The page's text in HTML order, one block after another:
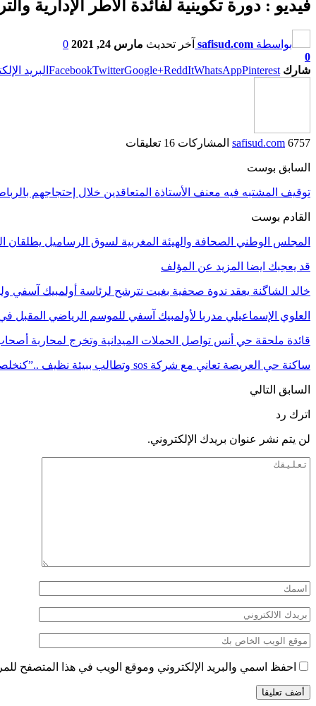
فيديو : دورة تكوينية لفائدة الأطر الإدارية
بواسطة safisud.com آخر تحديث مارس 24, 2021
0
0
شارك
FacebookTwitterGoogle+ReddItWhatsAppPinterest البريد
safisud.com 6757 المشاركات 16 تعليقات
السابق بوست
توقيف المشتبه فيه معنف الأستاذة المتعاقدين خلال إحتجاجهم
القادم بوست
المجلس الوطني الصحافة والهيئة المغربية لسوق الرساميل يطلقان
قد يعجبك ايضا المزيد عن المؤلف
خالد الشاگنة يعقد ندوة صحفية بغيت نترشح لرئاسة أولمبيك آسفي
العلوي الإسماعيلي مدربا لأولمبيك آسفي للموسم الرياضي المقبل
قائدة ملحقة حي أنس تواصل الحملات الميدانية وتخرج لمحاربة
ساكنة حي العريصة تعاني مع شركة sos وتطالب ببيئة نظيف ..”كنخلصوا النظافة وتقهرنا…
السابق التالي
اترك رد
لن يتم نشر عنوان بريدك الإلكتروني.
احفظ اسمي والبريد الإلكتروني وموقع الويب في هذا المتصفح